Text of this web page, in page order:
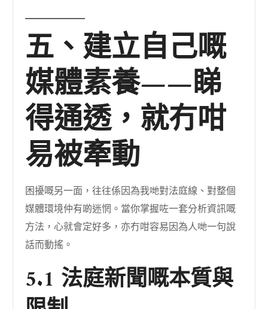
五、建立自己嘅
媒體素養——睇
得通透，就冇咁
易被牽動
困擾嘅另一面，往往係因為我哋對法庭線、對整個
媒體環境仲有啲迷惘。當你掌握咗一套分析資訊嘅
方法，心就會定好多，亦冇咁容易因為人哋一句說
話而動搖。
5.1 法庭新聞嘅本質與